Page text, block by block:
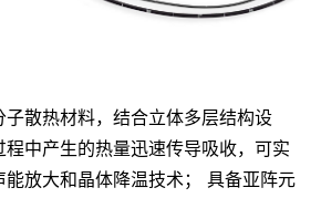
散热材料，结合立体多层结构设
中产生的热量迅速传导吸收，可实
放大和晶体降温技术；
具备亚阵元